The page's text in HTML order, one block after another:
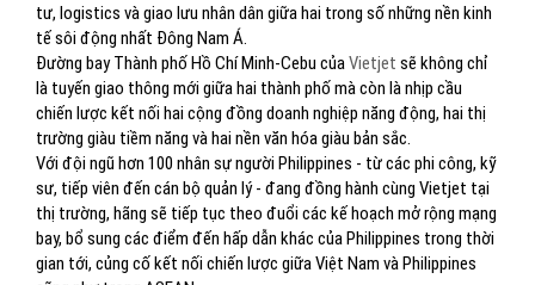
tư, logistics và giao lưu nhân dân giữa hai trong số những nền kinh
tế sôi động nhất Đông Nam Á.
Đường bay Thành phố Hồ Chí Minh-Cebu củaVietjet sẽ không chỉ
là tuyến giao thông mới giữa hai thành phố mà còn là nhịp cầu
chiến lược kết nối hai cộng đồng doanh nghiệp năng động, hai thị
trường giàu tiềm năng và hai nền văn hóa giàu bản sắc.
Với đội ngũ hơn 100 nhân sự người Philippines - từ các phi công, kỹ
sư, tiếp viên đến cán bộ quản lý - đang đồng hành cùng Vietjet tại
thị trường, hãng sẽ tiếp tục theo đuổi các kế hoạch mở rộng mạng
bay, bổ sung các điểm đến hấp dẫn khác của Philippines trong thời
gian tới, củng cố kết nối chiến lược giữa Việt Nam và Philippines